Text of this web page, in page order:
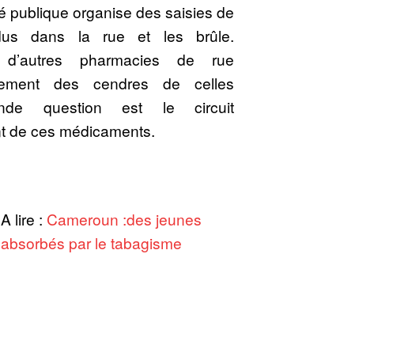
publique organise des saisies de
dans la rue et les brûle.
d’autres pharmacies de rue
des cendres de celles
question est le circuit
de ces médicaments.
A lire : Cameroun :des jeunes
absorbés par le tabagisme